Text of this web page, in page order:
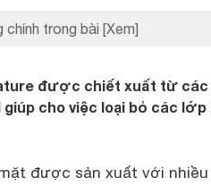
chính trong bài [Xem]
được chiết xuất từ
giúp cho việc loại bỏ các
được sản xuất với